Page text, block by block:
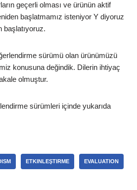
geçerli olması ve ürünün aktif
başlatmamız isteniyor Y diyoruz
başlatıyoruz.
sürümü olan ürünümüzü
konusuna değindik. Dilerin ihtiyaç
olmuştur.
sürümleri içinde yukarıda
ETKINLEŞTIRME EVALUATION